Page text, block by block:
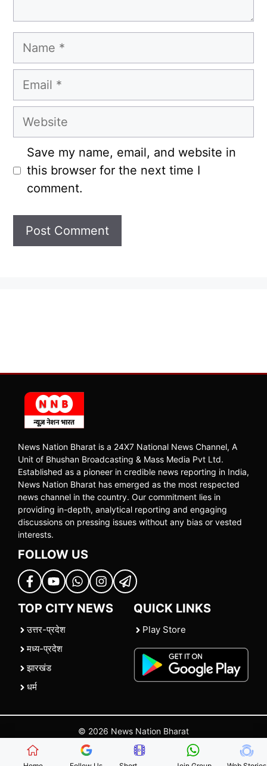
Name
Email
Website
Save my name, email, and website in
this browser for the next time I
comment.
News Nation Bharat is a 24X7 National News Channel, A
Unit of Bhushan Broadcasting & Mass Media Pvt Ltd.
Established as a pioneer in credible news reporting in India,
News Nation Bharat has emerged as the most respected
news channel in the country. Our commitment lies in
providing in-depth, analytical reporting and engaging
discussions on pressing issues without any bias or vested
interests.
FOLLOW US
TOP CITY NEWS
उत्तर-प्रदेश
मध्य-प्रदेश
झारखंड
धर्म
QUICK LINKS
Play Store
© 2026 News Nation Bharat
Home| |Contact Us |Policies Terms and Conditions